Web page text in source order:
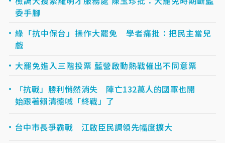
委手腳
綠「抗中保台」操作大罷免 學者痛批：把民主當兒
戲
大罷免進入三階投票 藍營啟動熱戰催出不同意票
「抗戰」勝利悄然消失 陣亡132萬人的國軍也開
始跟著賴清德喊「終戰」了
台中市長爭霸戰 江啟臣民調領先幅度擴大